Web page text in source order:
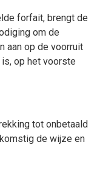
forfait, brengt de
om de
aan op de voorruit
op het voorste
tot onbetaald
de wijze en